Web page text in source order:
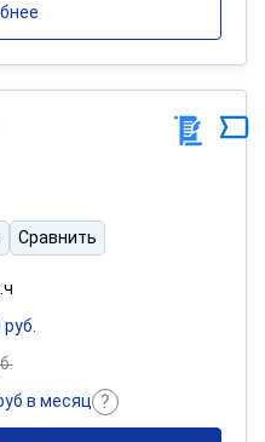
Сравнить
в месяц